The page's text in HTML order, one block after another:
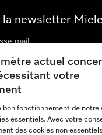
la newsletter Miele
contact@miele-
actuel
votre
bon fonctionnement de notre
essentiels. Avec votre
des cookies non